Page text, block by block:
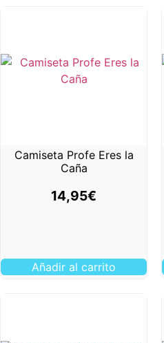
Camiseta Profe Eres la
Caña
14,95€
Añadir al carrito